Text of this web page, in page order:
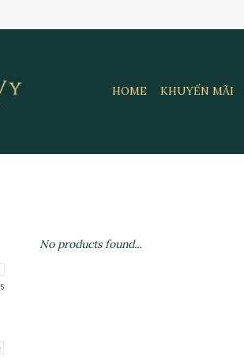
HOME KHUYẾN MÃI
5
No products found...